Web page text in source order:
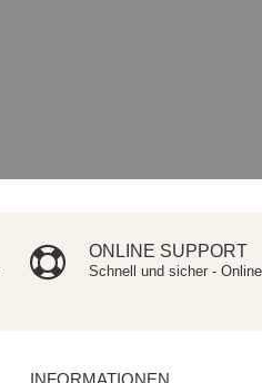
ONLINE SUPPORT
Schnell und sicher -
INFORMATIONEN